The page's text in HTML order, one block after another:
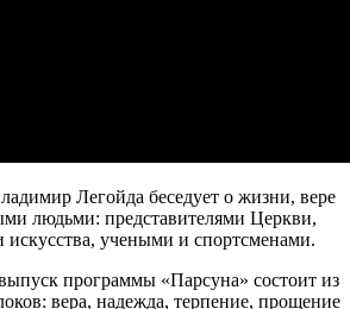
Легойда беседует о жизни, вере
людьми: представителями Церкви,
искусства, учеными и спортсменами.
программы «Парсуна» состоит из
вера, надежда, терпение, прощение